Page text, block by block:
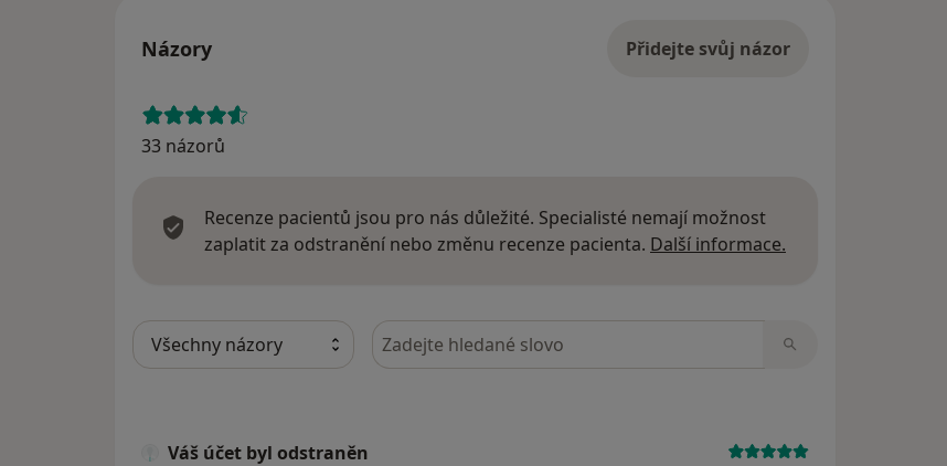
Názory Přidejte svůj názor
33 názorů
Recenze pacientů jsou pro nás důležité. Specialisté nemají možnost
zaplatit za odstranění nebo změnu recenze pacienta. Další informace.
Hledejte v názorech
Váš účet byl odstraněn